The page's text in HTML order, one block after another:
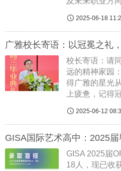
夏天，思考下
该认识到，自
阅读全文
 2025-06-18
校长寄语：请
远的精神家园
得广雅的星光
上疲惫，记得
长尊敬的各位
亲爱的2025届
读全文
 2025-06-12
GISA 2025届
18人，现已收